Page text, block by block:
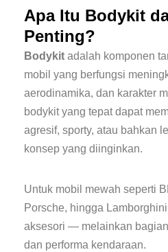
Apa Itu Bodykit
Penting?
Bodykit adalah komponen
mobil yang berfungsi
aerodinamika, dan karakter
bodykit yang tepat dapat
agresif, sporty, atau bahkan
konsep yang diinginkan.
Untuk mobil mewah seperti
Porsche, hingga
aksesori — melainkan
dan performa kendaraan.